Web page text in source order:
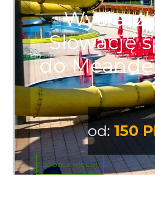
Słowację
do
od: 150
zobacz więcej